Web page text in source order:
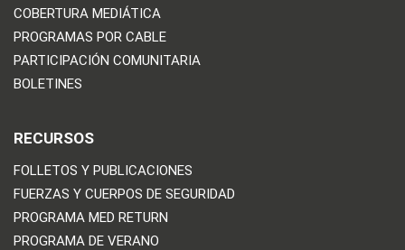
COBERTURA MEDIÁTICA
PROGRAMAS POR CABLE
PARTICIPACIÓN COMUNITARIA
BOLETINES
RECURSOS
FOLLETOS Y PUBLICACIONES
FUERZAS Y CUERPOS DE SEGURIDAD
PROGRAMA MED RETURN
PROGRAMA DE VERANO